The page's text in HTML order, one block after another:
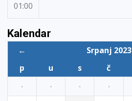
01:00
Kalendar
← Srpanj 2023
p
u s č
·
· · ·